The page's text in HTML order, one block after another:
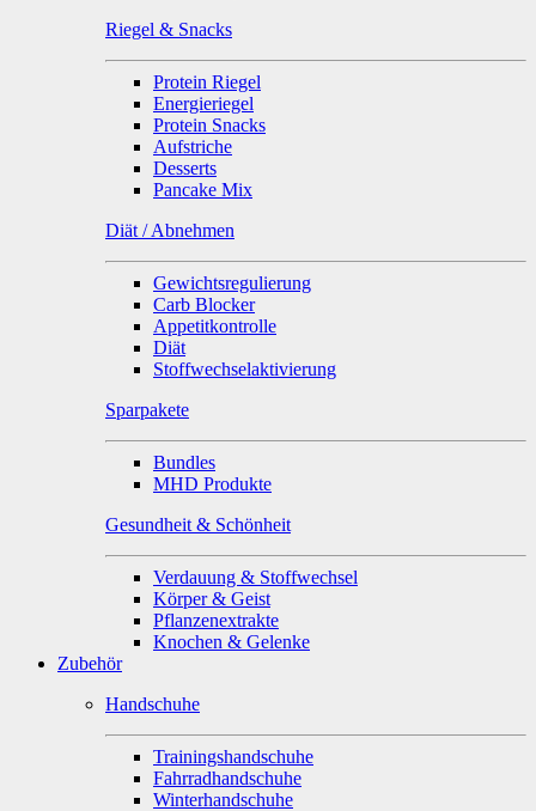
Riegel & Snacks
Protein Riegel
Energieriegel
Protein Snacks
Aufstriche
Desserts
Pancake Mix
Diät / Abnehmen
Gewichtsregulierung
Carb Blocker
Appetitkontrolle
Diät
Stoffwechselaktivierung
Sparpakete
Bundles
MHD Produkte
Gesundheit & Schönheit
Verdauung & Stoffwechsel
Körper & Geist
Pflanzenextrakte
Knochen & Gelenke
Zubehör
Handschuhe
Trainingshandschuhe
Fahrradhandschuhe
Winterhandschuhe